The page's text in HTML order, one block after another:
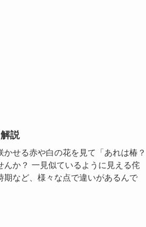
説
せる赤や白の花を見て「あれは椿？
か？ 一見似ているように見える侘
など、様々な点で違いがあるんで